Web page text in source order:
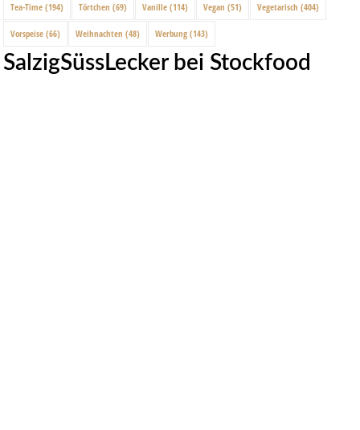
Tea-Time (194) Törtchen (69) Vanille (114) Vegan (51) Vegetarisch (404)
Vorspeise (66) Weihnachten (48) Werbung (143)
SalzigSüssLecker bei Stockfood